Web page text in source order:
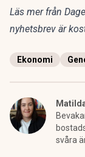
Läs mer från
nyhetsbrev är
Ekonomi
svåra